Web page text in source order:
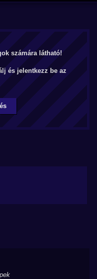
számára látható!
és jelentkezz be az